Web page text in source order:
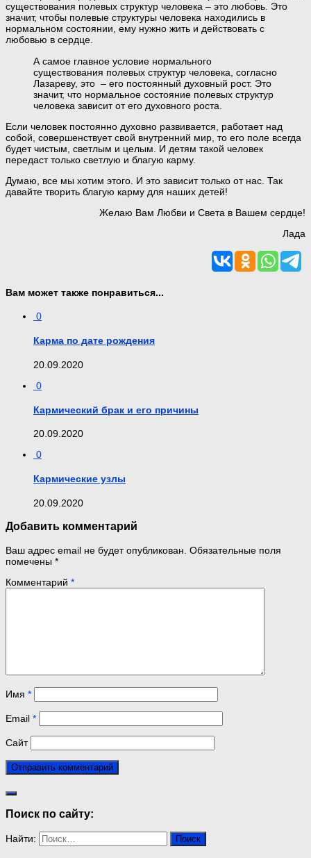
существования полевых структур человека – это любовь. Это
значит, чтобы полевые структуры человека находились в
нормальном состоянии, ему нужно жить и действовать с
любовью в сердце.
А самое главное условие нормального
существования полевых структур человека, согласно
Лазареву, это – его постоянный духовный рост. Это
значит, что нормальное состояние полевых структур
человека зависит от его духовного роста.
Если человек постоянно духовно развивается, работает над
собой, совершенствует свой внутренний мир, то его поле всегда
будет чистым, светлым и целым. И детям такой человек
передаст только светлую и благую карму.
Думаю, все мы хотим этого. И это зависит только от нас. Так
давайте творить благую карму для наших детей!
Желаю Вам Любви и Света в Вашем сердце!
Лада
Вам может также понравиться...
0
Карма по дате рождения
20.09.2020
0
Кармический брак и его причины
20.09.2020
0
Кармические узлы
20.09.2020
Добавить комментарий
Ваш адрес email не будет опубликован. Обязательные поля
помечены *
Комментарий *
Имя *
Email *
Сайт
Поиск по сайту:
Найти: